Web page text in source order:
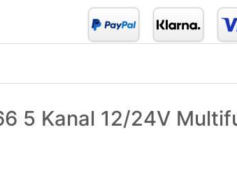
5 Kanal 12/24V